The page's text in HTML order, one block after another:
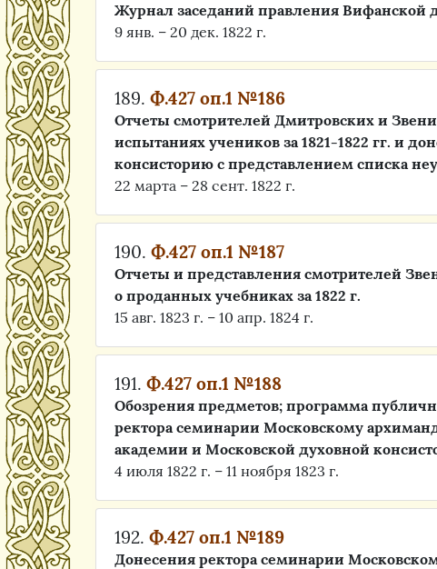
Журнал заседаний правления Вифанской
9 янв. – 20 дек. 1822 г.
189. Ф.427 оп.1 №186
Отчеты смотрителей Дмитровских и
испытаниях учеников за 1821-1822 гг. и
консисторию с представлением списка
22 марта – 28 сент. 1822 г.
190. Ф.427 оп.1 №187
Отчеты и представления смотрителей
о проданных учебниках за 1822 г.
15 авг. 1823 г. – 10 апр. 1824 г.
191. Ф.427 оп.1 №188
Обозрения предметов; программа
ректора семинарии Московскому
академии и Московской духовной
4 июля 1822 г. – 11 ноября 1823 г.
192. Ф.427 оп.1 №189
Донесения ректора семинарии